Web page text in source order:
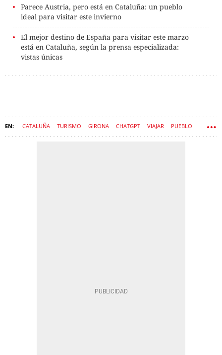
Parece Austria, pero está en Cataluña: un pueblo
ideal para visitar este invierno
El mejor destino de España para visitar este marzo
está en Cataluña, según la prensa especializada:
vistas únicas
CATALUÑA TURISMO GIRONA CHATGPT VIAJAR PUEBLO